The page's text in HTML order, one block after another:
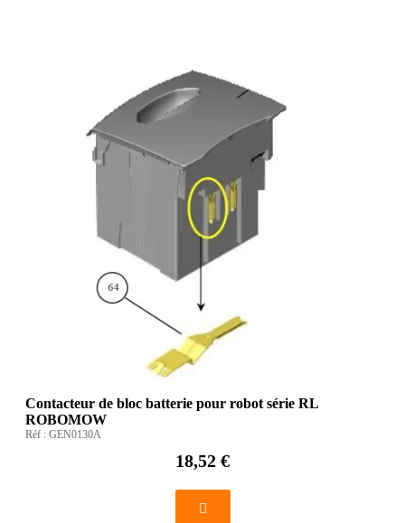
Contacteur de bloc batterie pour robot série RL
ROBOMOW
Réf : GEN0130A
18,52 €